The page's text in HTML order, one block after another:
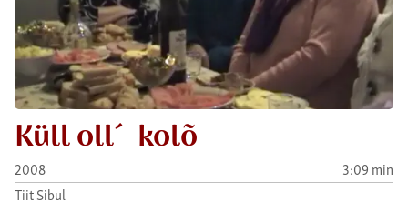
Küll oll´ kolõ
2008
3:09 min
Tiit Sibul